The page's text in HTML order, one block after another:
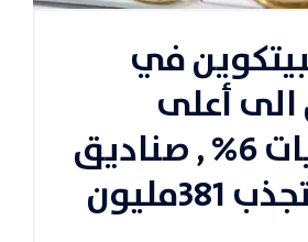
في
الى أعلى
المستويات 6% , صناديق